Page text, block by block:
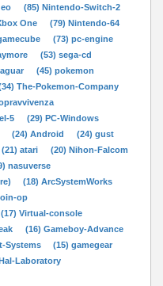
(85) Nintendo-Switch-2
One
(79) Nintendo-64
(73) pc-engine
(53) sega-cd
(45) pokemon
The-Pokemon-Company
5
(29) PC-Windows
(24) Android
(24) gust
(21) atari
(20) Nihon-Falcom
nasuverse
(18) ArcSystemWorks
op
(17) Virtual-console
(16) Gameboy-Advance
Systems
(15) gamegear
Laboratory